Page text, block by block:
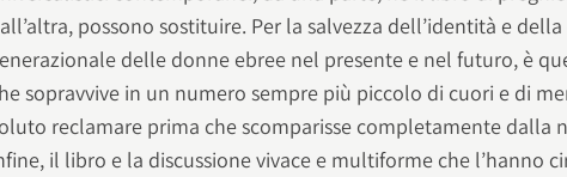
possono sostituire. Per la salvezza dell’identità e
delle donne ebree nel presente e nel futuro, è
sopravvive in un numero sempre più piccolo di cuori e di
reclamare prima che scomparisse completamente dalla
il libro e la discussione vivace e multiforme che l’hanno